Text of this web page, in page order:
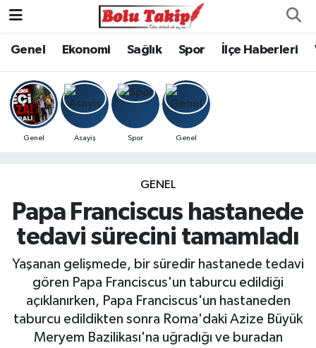
Genel Ekonomi Sağlık Spor İlçe Haberleri
Genel Asayiş Spor Genel
GENEL
Papa Franciscus hastanede
tedavi sürecini tamamladı
Yaşanan gelişmede, bir süredir hastanede tedavi
gören Papa Franciscus'un taburcu edildiği
açıklanırken, Papa Franciscus'un hastaneden
taburcu edildikten sonra Roma'daki Azize Büyük
Meryem Bazilikası'na uğradığı ve buradan